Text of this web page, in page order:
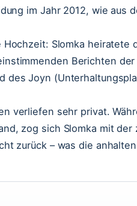
im Jahr 2012, wie aus
Slomka
Berichten
desJoyn
verliefen sehr privat.
zog sich Slomka mit
zurück – was die